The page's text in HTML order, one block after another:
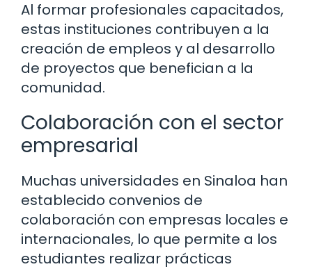
Al formar profesionales capacitados,
estas instituciones contribuyen a la
creación de empleos y al desarrollo
de proyectos que benefician a la
comunidad.
Colaboración con el sector
empresarial
Muchas universidades en Sinaloa han
establecido convenios de
colaboración con empresas locales e
internacionales, lo que permite a los
estudiantes realizar prácticas